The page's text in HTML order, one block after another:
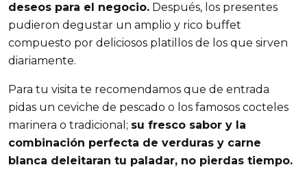
deseos para el negocio. Después, los presentes
pudieron degustar un amplio y rico buffet
compuesto por deliciosos platillos de los que sirven
diariamente.
Para tu visita te recomendamos que de entrada
pidas un ceviche de pescado o los famosos cocteles
marinera o tradicional; su fresco sabor y la
combinación perfecta de verduras y carne
blanca deleitaran tu paladar, no pierdas tiempo.